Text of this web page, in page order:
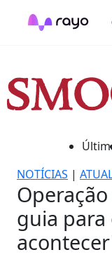
NOTÍCIAS |
guia